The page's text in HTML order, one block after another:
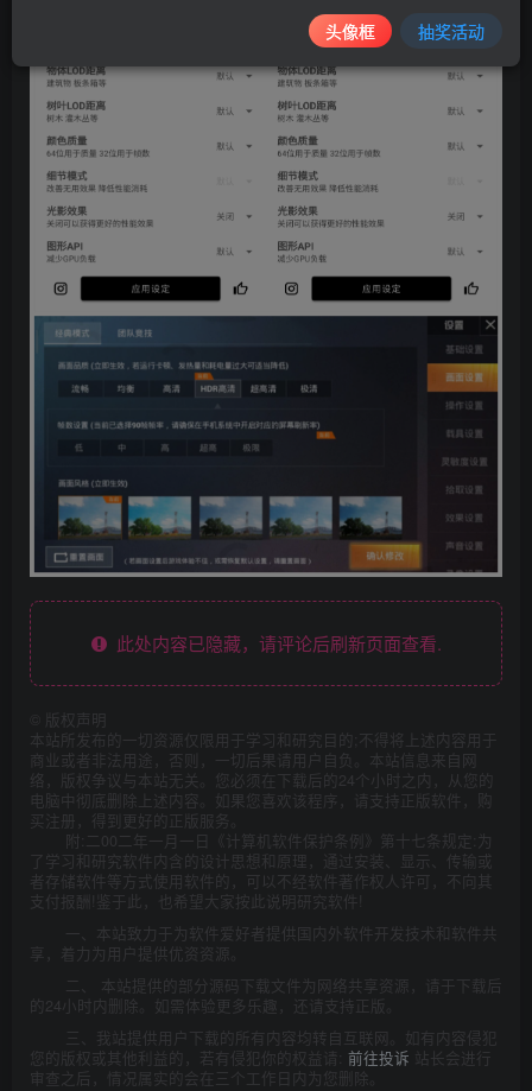
此处内容已隐藏，请评论后刷新页面查看.
版权声明
本站所发布的一切资源仅限用于学习和研究目的;不得将上述内容用于
商业或者非法用途，否则，一切后果请用户自负。本站信息来自网
络，版权争议与本站无关。您必须在下载后的24个小时之内，从您的
电脑中彻底删除上述内容。如果您喜欢该程序，请支持正版软件，购
买注册，得到更好的正版服务。
附:二00二年一月一日《计算机软件保护条例》第十七条规定:为
了学习和研究软件内含的设计思想和原理，通过安装、显示、传输或
者存储软件等方式使用软件的，可以不经软件著作权人许可，不向其
支付报酬!鉴于此，也希望大家按此说明研究软件!
一、本站致力于为软件爱好者提供国内外软件开发技术和软件共
享，着力为用户提供优资资源。
二、 本站提供的部分源码下载文件为网络共享资源，请于下载后
的24小时内删除。如需体验更多乐趣，还请支持正版。
三、我站提供用户下载的所有内容均转自互联网。如有内容侵犯
您的版权或其他利益的，若有侵犯你的权益请: 前往投诉 站长会进行
审查之后，情况属实的会在三个工作日内为您删除。
头像框 抽奖活动